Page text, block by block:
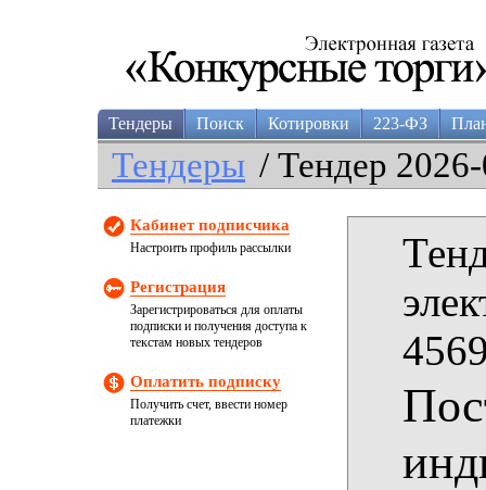
Тендеры Поиск Котировки 223-ФЗ
Тендеры / Тендер
Кабинет подписчика
Настроить профиль рассылки
Регистрация
Зарегистрироваться для оплаты
подписки и получения доступа к
текстам новых тендеров
Оплатить подписку
Получить счет, ввести номер
платежки